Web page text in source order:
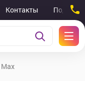
Контакты